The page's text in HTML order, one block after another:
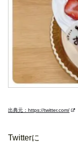
出典元：https://twitter.com/
Twitterに